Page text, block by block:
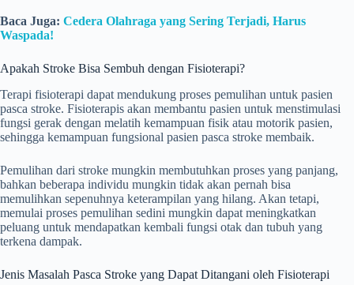
Baca Juga: Cedera Olahraga yang Sering Terjadi, Harus
Waspada!
Apakah Stroke Bisa Sembuh dengan Fisioterapi?
Terapi fisioterapi dapat mendukung proses pemulihan untuk pasien
pasca stroke. Fisioterapis akan membantu pasien untuk menstimulasi
fungsi gerak dengan melatih kemampuan fisik atau motorik pasien,
sehingga kemampuan fungsional pasien pasca stroke membaik.
Pemulihan dari stroke mungkin membutuhkan proses yang panjang,
bahkan beberapa individu mungkin tidak akan pernah bisa
memulihkan sepenuhnya keterampilan yang hilang. Akan tetapi,
memulai proses pemulihan sedini mungkin dapat meningkatkan
peluang untuk mendapatkan kembali fungsi otak dan tubuh yang
terkena dampak.
Jenis Masalah Pasca Stroke yang Dapat Ditangani oleh Fisioterapi